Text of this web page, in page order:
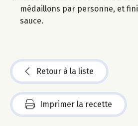
médaillons par personne, et
sauce.
Retour à la liste
Imprimer la recette